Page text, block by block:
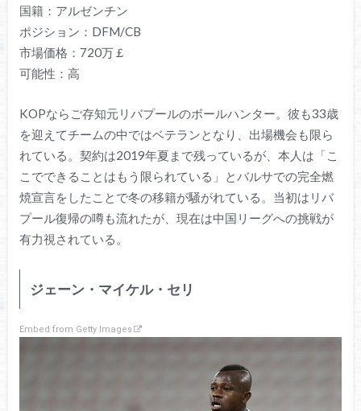
国籍：アルゼンチン
ポジション：DFM/CB
市場価格：720万￡
可能性：高
KOPならご存知元リバプールのボールハンター。彼も33歳
を迎えてチームの中ではベテランとなり、出場機会も限ら
れている。契約は2019年夏まで残っているが、本人は「こ
こでできることはもう限られている」とバルサでの完全燃
焼宣言をしたことで冬の移籍が騒がれている。当初はリバ
プール復帰の噂も流れたが、現在は中国リーグへの挑戦が
有力視されている。
ジェーン・マイケル・セリ
Embed from Getty Images